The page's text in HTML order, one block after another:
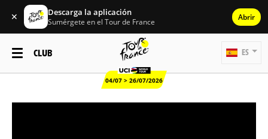
✕ Descarga la aplicación
Sumérgete en el Tour de France Abrir
CLUB
04/07 > 26/07/2026
ES